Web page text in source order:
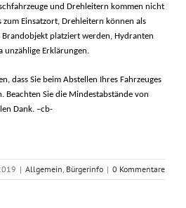
und Drehleitern kommen nicht
Einsatzort, Drehleitern können als
platziert werden, Hydranten
unzählige Erklärungen.
dass Sie beim Abstellen Ihres Fahrzeuges
Beachten Sie die Mindestabstände von
Dank. –cb-
| Allgemein, Bürgerinfo | 0 Kommentare